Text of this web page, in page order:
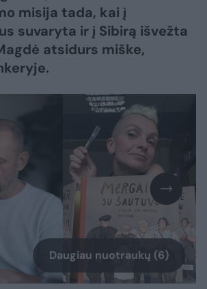
misija tada, kai į
suvaryta ir į Sibirą išvežta
atsidurs miške,
Daugiau nuotraukų (6)